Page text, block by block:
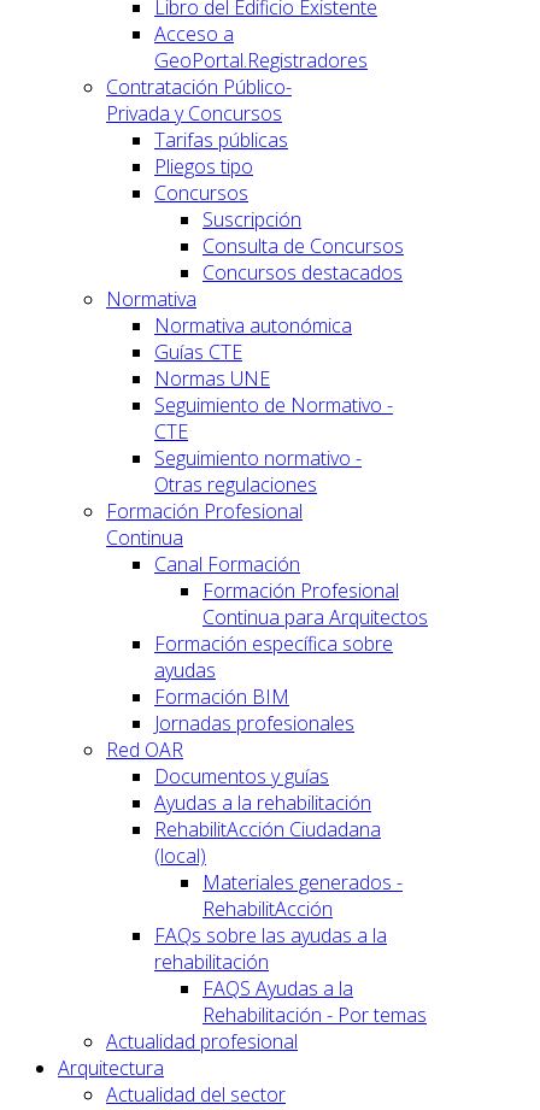
Libro del Edificio Existente
Acceso a
GeoPortal.Registradores
Contratación Público-
Privada y Concursos
Tarifas públicas
Pliegos tipo
Concursos
Suscripción
Consulta de Concursos
Concursos destacados
Normativa
Normativa autonómica
Guías CTE
Normas UNE
Seguimiento de Normativo -
CTE
Seguimiento normativo -
Otras regulaciones
Formación Profesional
Continua
Canal Formación
Formación Profesional
Continua para Arquitectos
Formación específica sobre
ayudas
Formación BIM
Jornadas profesionales
Red OAR
Documentos y guías
Ayudas a la rehabilitación
RehabilitAcción Ciudadana
(local)
Materiales generados -
RehabilitAcción
FAQs sobre las ayudas a la
rehabilitación
FAQS Ayudas a la
Rehabilitación - Por temas
Actualidad profesional
Arquitectura
Actualidad del sector